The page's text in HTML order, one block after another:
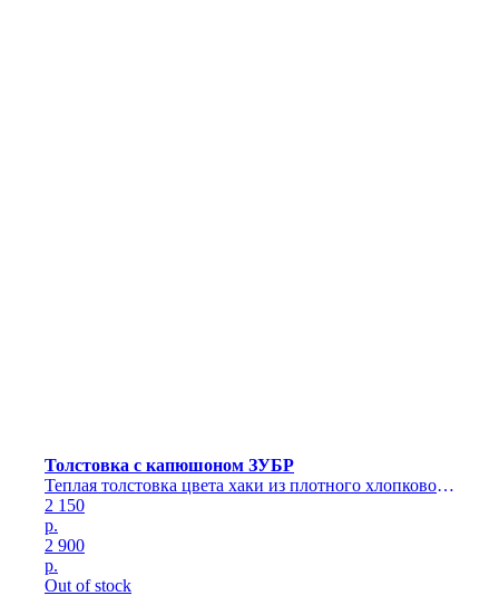
Толстовка с капюшоном ЗУБР
Теплая толстовка цвета хаки из плотного хлопкового
трикотажа с капюшоном и карманом
2 150
р.
2 900
р.
Out of stock